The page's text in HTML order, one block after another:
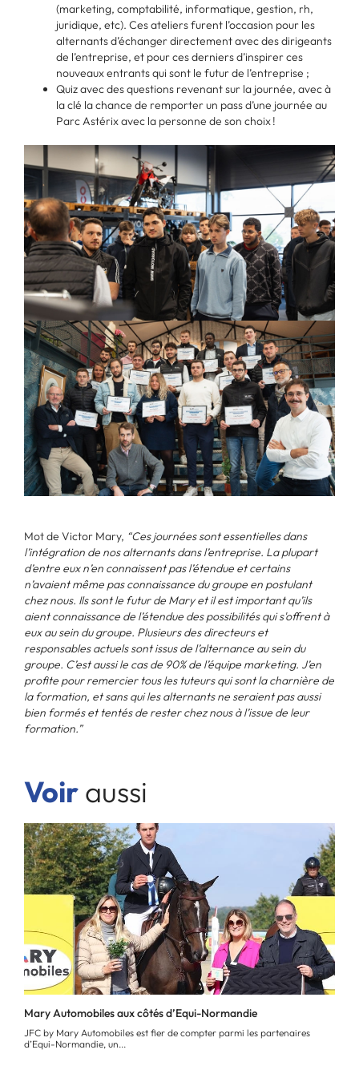
(marketing, comptabilité, informatique, gestion, rh,
juridique, etc). Ces ateliers furent l’occasion pour les
alternants d’échanger directement avec des dirigeants
de l’entreprise, et pour ces derniers d’inspirer ces
nouveaux entrants qui sont le futur de l’entreprise ;
Quiz avec des questions revenant sur la journée, avec à
la clé la chance de remporter un pass d’une journée au
Parc Astérix avec la personne de son choix !
Mot de Victor Mary, “Ces journées sont essentielles dans
l’intégration de nos alternants dans l’entreprise. La plupart
d’entre eux n’en connaissent pas l’étendue et certains
n’avaient même pas connaissance du groupe en postulant
chez nous. Ils sont le futur de Mary et il est important qu’ils
aient connaissance de l’étendue des possibilités qui s'offrent à
eux au sein du groupe. Plusieurs des directeurs et
responsables actuels sont issus de l’alternance au sein du
groupe. C’est aussi le cas de 90% de l’équipe marketing. J’en
profite pour remercier tous les tuteurs qui sont la charnière de
la formation, et sans qui les alternants ne seraient pas aussi
bien formés et tentés de rester chez nous à l’issue de leur
formation.”
Voir aussi
Mary Automobiles aux côtés d’Equi-Normandie
JFC by Mary Automobiles est fier de compter parmi les partenaires
d’Equi-Normandie, un...